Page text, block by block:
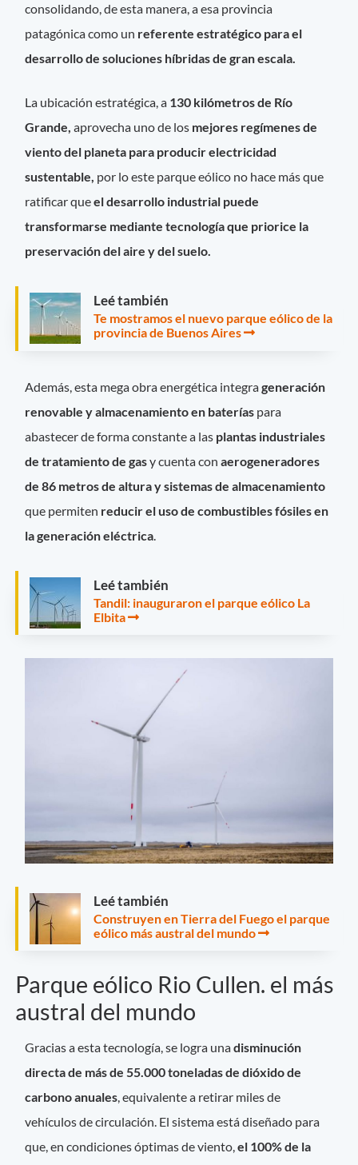
consolidando, de esta manera, a esa provincia
patagónica como un referente estratégico para el
desarrollo de soluciones híbridas de gran escala.
La ubicación estratégica, a 130 kilómetros de Río
Grande, aprovecha uno de los mejores regímenes de
viento del planeta para producir electricidad
sustentable, por lo este parque eólico no hace más que
ratificar queel desarrollo industrial puede
transformarse mediante tecnología que priorice la
preservación del aire y del suelo.
Leé también
Te mostramos el nuevo parque eólico de la
provincia de Buenos Aires
Además, esta mega obra energética integrageneración
renovable y almacenamiento en baterías para
abastecer de forma constante a las plantas industriales
de tratamiento de gasycuenta conaerogeneradores
de 86 metros de altura y sistemas de almacenamiento
que permiten reducir el uso de combustibles fósiles en
la generación eléctrica
Leé también
Tandil: inauguraron el parque eólico La
Elbita
Leé también
Construyen en Tierra del Fuego el parque
eólico más austral del mundo
Parque eólico Rio Cullen. el más
austral del mundo
Gracias a esta tecnología, se logra unadisminución
directa de más de 55.000 toneladas de dióxido de
carbono anuales, equivalente a retirar miles de
vehículos de circulación. El sistema está diseñado para
que, en condiciones óptimas de viento,el 100% de la